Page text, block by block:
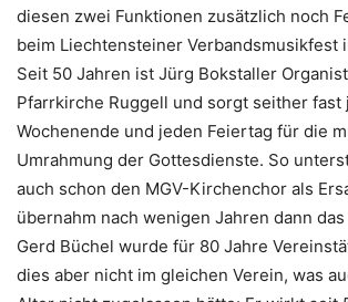
diesen zwei Funktionen zusätzlich noch
beim Liechtensteiner Verbandsmusikfest
Seit 50 Jahren ist Jürg Bokstaller
Pfarrkirche Ruggell und sorgt seither fast
Wochenende und jeden Feiertag für die
Umrahmung der Gottesdienste. So
auch schon den MGV-Kirchenchor als
übernahm nach wenigen Jahren dann
Gerd Büchel wurde für 80 Jahre
dies aber nicht im gleichen Verein, was